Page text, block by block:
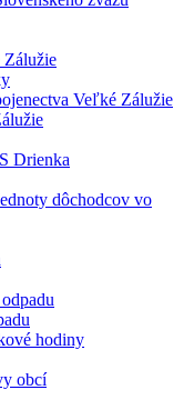
Veľké Zálužie
Drienka
dôchodcov vo
hodiny
obcí